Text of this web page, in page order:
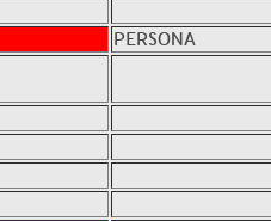
PERSONA